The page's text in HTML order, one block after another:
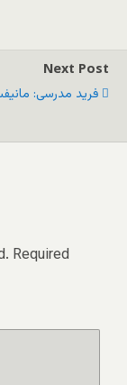
Next Post
فرید مدرسی:
Required